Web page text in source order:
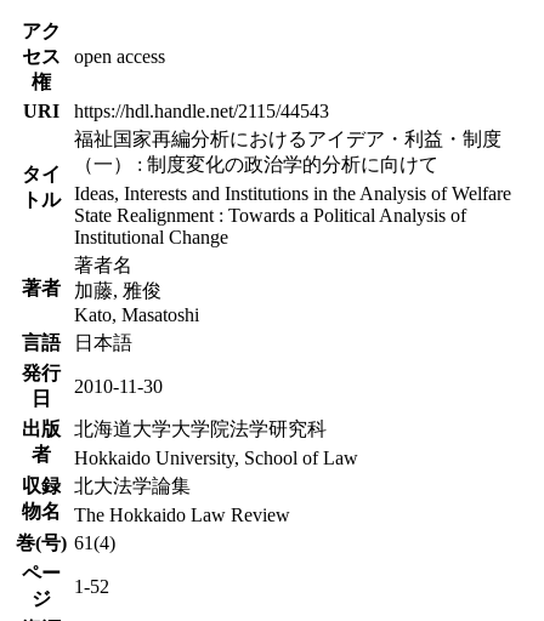
アク
セス
権
open access
URI https://hdl.handle.net/2115/44543
タイ
トル
福祉国家再編分析におけるアイデア・利益・制度
（一） : 制度変化の政治学的分析に向けて
Ideas, Interests and Institutions in the Analysis of Welfare
State Realignment : Towards a Political Analysis of
Institutional Change
著者
著者名
加藤, 雅俊
Kato, Masatoshi
言語
日本語
発行
日
2010-11-30
出版
者
北海道大学大学院法学研究科
Hokkaido University, School of Law
収録
物名
北大法学論集
The Hokkaido Law Review
巻(号) 61(4)
ペー
ジ
1-52